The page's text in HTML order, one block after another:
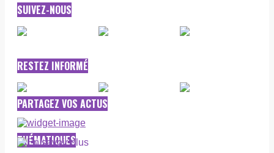
SUIVEZ-NOUS
RESTEZ INFORMÉ
PARTAGEZ VOS ACTUS
THÉMATIQUES